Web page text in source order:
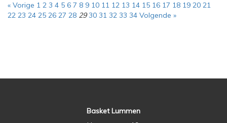
« Vorige 1 2 3 4 5 6 7 8 9 10 11 12 13 14 15 16 17 18 19 20 21
22 23 24 25 26 27 28 29 30 31 32 33 34 Volgende »
Basket Lummen